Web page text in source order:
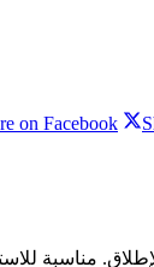
on Facebook
مناسبة